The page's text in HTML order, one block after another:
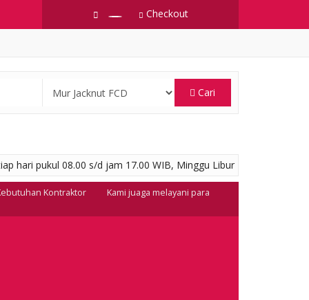
Checkout
Cari
hari pukul 08.00 s/d jam 17.00 WIB, Minggu Libur
Kontraktor
Kami juaga melayani para